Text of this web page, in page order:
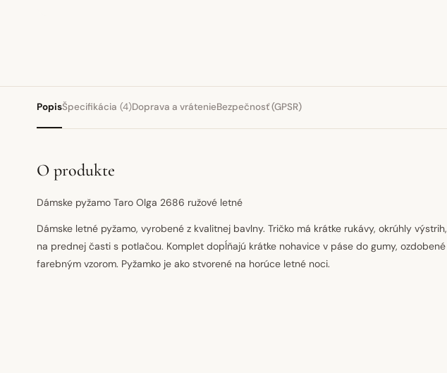
PopisŠpecifikácia (4)Doprava a vrátenieBezpečnosť (GPSR)
O produkte
Dámske pyžamo Taro Olga 2686 ružové letné
Dámske letné pyžamo, vyrobené z kvalitnej bavlny. Tričko má krátke rukávy, okrúhly výstrih,
na prednej časti s potlačou. Komplet dopĺňajú krátke nohavice v páse do gumy, ozdobené
farebným vzorom. Pyžamko je ako stvorené na horúce letné noci.